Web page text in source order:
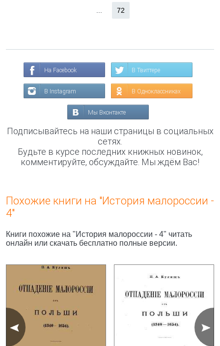
72
На Facebook В Твиттере
В Instagram В Одноклассниках
Мы Вконтакте
Подписывайтесь на наши страницы в социальных
сетях.
Будьте в курсе последних книжных новинок,
комментируйте, обсуждайте. Мы ждём Вас!
Похожие книги на "История малороссии -
4"
Книги похожие на "История малороссии - 4" читать
онлайн или скачать бесплатно полные версии.